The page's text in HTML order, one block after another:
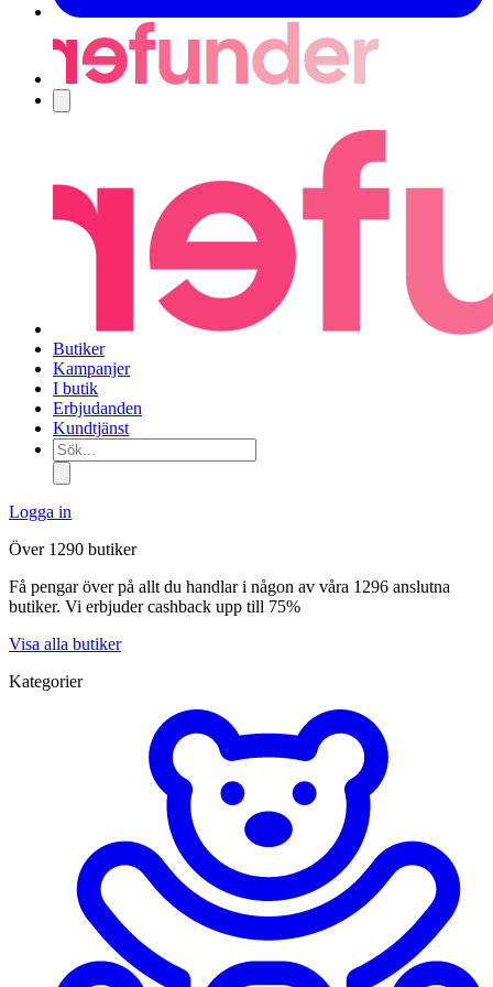
Butiker
Kampanjer
I butik
Erbjudanden
Kundtjänst
Sök...
Logga in
Över 1290 butiker
Få pengar över på allt du handlar i någon av våra 1296 anslutna
butiker. Vi erbjuder cashback upp till 75%
Visa alla butiker
Kategorier